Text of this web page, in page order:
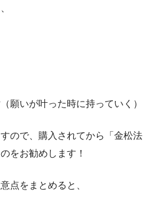
願いが叶った時に持っていく）
ので、購入されてから「金松法
をお勧めします！
点をまとめると、